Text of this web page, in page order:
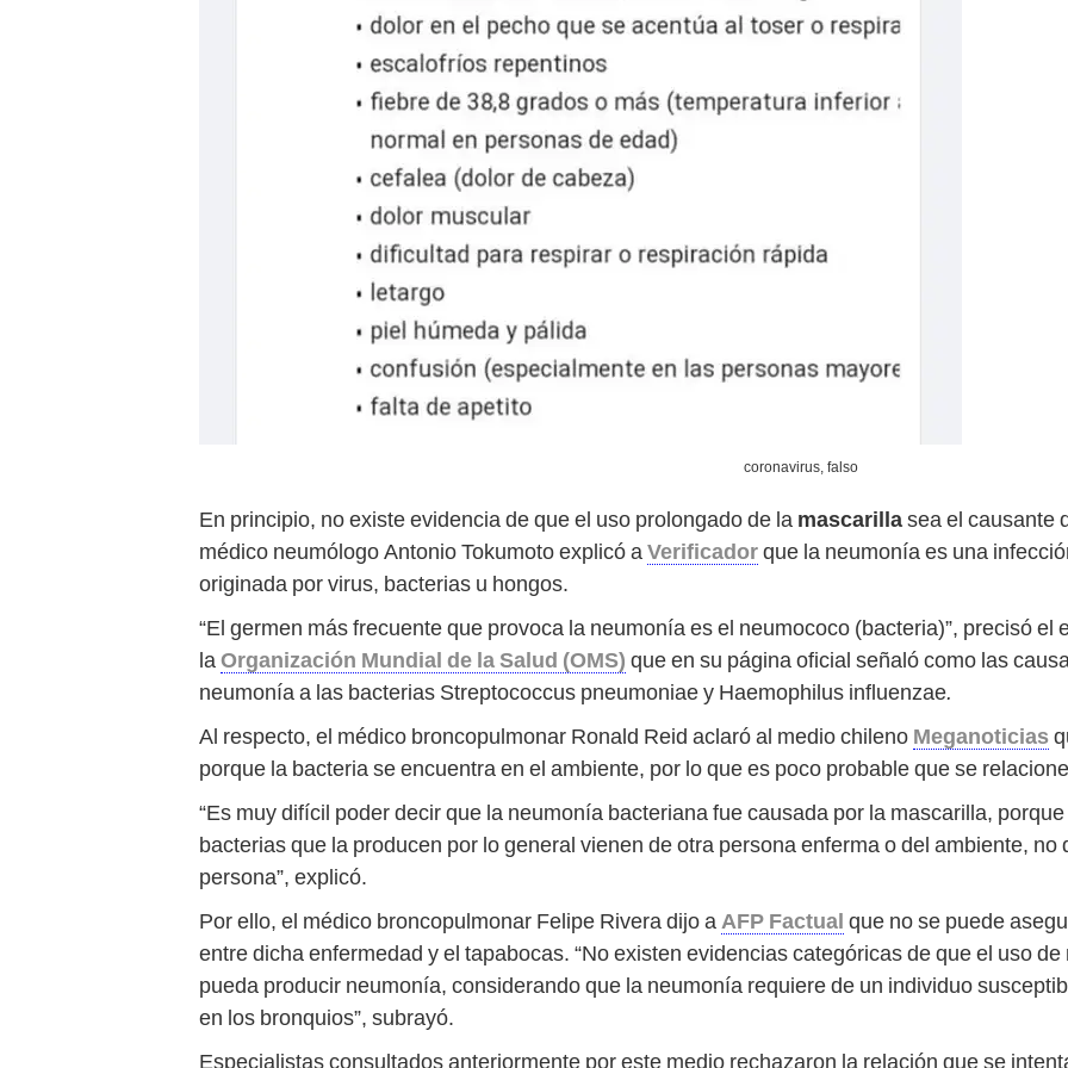
coronavirus, falso
En principio, no existe evidencia de que el uso prolongado de la mascarillasea el causante
médico neumólogo Antonio Tokumoto explicó a Verificadorque la neumonía es una
originada por virus, bacterias u hongos.
“El germen más frecuente que provoca la neumonía es el neumococo (bacteria)”, precisó
la Organización Mundial de la Salud (OMS) que en su página oficial señaló como las
neumonía a las bacterias Streptococcus pneumoniae y Haemophilus influenzae.
Al respecto, el médico broncopulmonar Ronald Reid aclaró al medio chileno Meganoticias
porque la bacteria se encuentra en el ambiente, por lo que es poco probable que se
“Es muy difícil poder decir que la neumonía bacteriana fue causada por la mascarilla,
bacterias que la producen por lo general vienen de otra persona enferma o del ambiente, no
persona”, explicó.
Por ello, el médico broncopulmonar Felipe Rivera dijo a AFP Factual que no se puede
entre dicha enfermedad y el tapabocas. “No existen evidencias categóricas de que el uso
pueda producir neumonía, considerando que la neumonía requiere de un individuo
en los bronquios”, subrayó.
Especialistas consultados anteriormente por este medio rechazaron la relación que se